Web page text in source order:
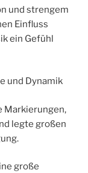
und strengem
Einfluss
ein Gefühl
und Dynamik
Markierungen,
legte großen
große